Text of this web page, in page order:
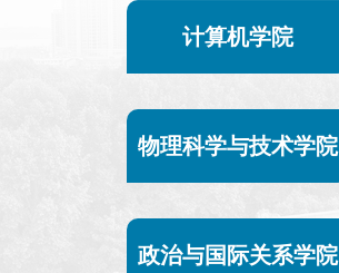
计算机学院
物理科学与技术学院
政治与国际关系学院